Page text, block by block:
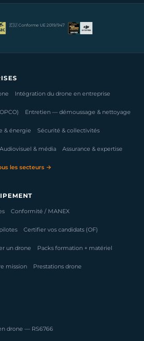
🇪🇺 Conforme UE 2019/947
Intégration du drone en entreprise
Entretien — démoussage & nettoyage
& énergie Sécurité & collectivités
Audiovisuel & média Assurance & expertise
les secteurs →
Conformité / MANEX
Certifier vos candidats (OF)
un drone Packs formation + matériel
mission Prestations drone
drone — RS6766